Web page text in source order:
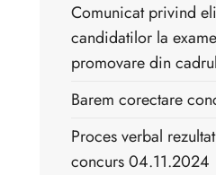
Comunicat privind
candidatilor la
promovare din
Barem corectare
Proces verbal
concurs 04.11.2024